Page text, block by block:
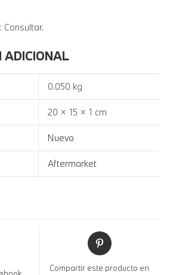
ADICIONAL
0.050 kg
20 × 15 × 1 cm
Nuevo
Aftermarket
Compartir este producto en